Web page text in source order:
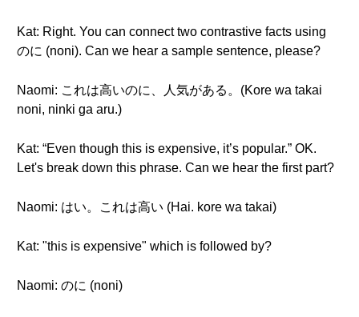
Kat: Right. You can connect two contrastive facts using
のに (noni). Can we hear a sample sentence, please?
Naomi: これは高いのに、人気がある。(Kore wa takai
noni, ninki ga aru.)
Kat: “Even though this is expensive, it’s popular.” OK.
Let's break down this phrase. Can we hear the first part?
Naomi: はい。これは高い (Hai. kore wa takai)
Kat: "this is expensive" which is followed by?
Naomi: のに (noni)